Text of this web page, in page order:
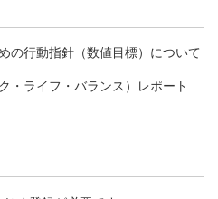
の行動指針（数値目標）について
・ライフ・バランス）レポート